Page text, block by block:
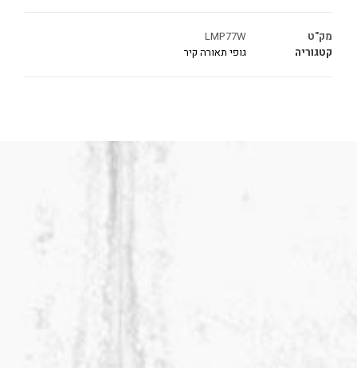
מק"ט
LMP77W
קטגוריה
גופי תאורה קיר